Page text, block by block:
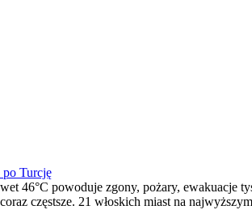
po Turcję
46°C powoduje zgony, pożary,
częstsze. 21 włoskich miast na